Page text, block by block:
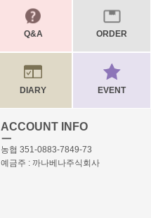
Q&A ORDER
DIARY EVENT
ACCOUNT INFO
ㅡ
농협 351-0883-7849-73
예금주 : 까나베나주식회사